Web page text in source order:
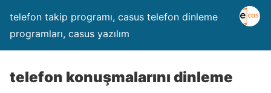
telefon takip programı, casus telefon dinleme
programları, casus yazılım
telefon konuşmalarını dinleme